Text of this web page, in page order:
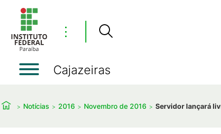
⋮
Cajazeiras
Notícias 2016 Novembro de 2016 Servidor lançará